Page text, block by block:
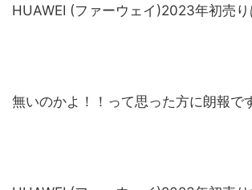
HUAWEI (ファーウェイ)2023年初売
無いのかよ！！って思った方に朗報で